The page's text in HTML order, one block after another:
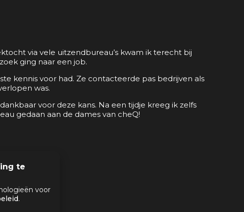
via vele uitzendbureau’s kwam ik terecht bij
ging naar een job.
kennis voor had. Ze contacteerde pas bedrijven als
was.
voor deze kans. Na een tijdje kreeg ik zelfs
gedaan aan de dames van cheQ!
te
voor
.